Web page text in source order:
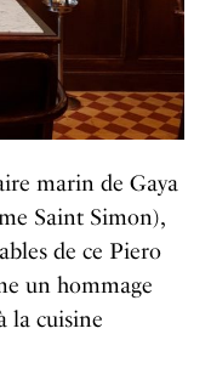
marin de Gaya
Saint Simon),
de ce Piero
un hommage
la cuisine